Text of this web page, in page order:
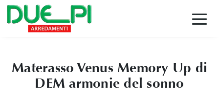
Materasso Venus Memory Up di
DEM armonie del sonno